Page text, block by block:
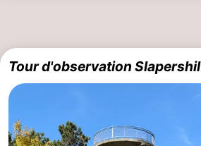
jeux
de
jeux
intérieures
Bowling
-
Parcours
de
Centres
de
Villages
Tour d'observation Slapershil